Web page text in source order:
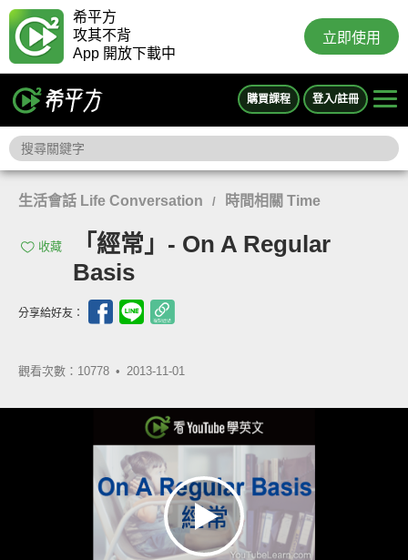
希平方
攻其不背
App 開放下載中
立即使用
購買課程 登入/註冊
生活會話 Life Conversation / 時間相關 Time
收藏
「經常」- On A Regular
Basis
分享給好友：
觀看次數：10778 • 2013-11-01